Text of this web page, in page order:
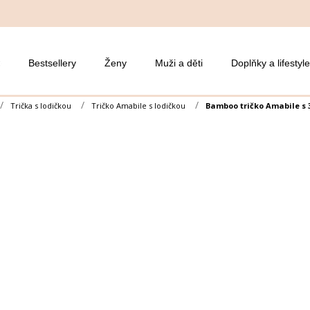
Bestsellery Ženy Muži a děti Doplňky a lifestyle
Trička s lodičkou Tričko Amabile s lodičkou Bamboo tričko Amabile